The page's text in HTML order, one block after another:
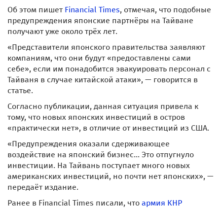
Об этом пишет Financial Times, отмечая, что подобные
предупреждения японские партнёры на Тайване
получают уже около трёх лет.
«Представители японского правительства заявляют
компаниям, что они будут «предоставлены сами
себе», если им понадобится эвакуировать персонал с
Тайваня в случае китайской атаки», — говорится в
статье.
Согласно публикации, данная ситуация привела к
тому, что новых японских инвестиций в остров
«практически нет», в отличие от инвестиций из США.
«Предупреждения оказали сдерживающее
воздействие на японский бизнес... Это отпугнуло
инвестиции. На Тайвань поступает много новых
американских инвестиций, но почти нет японских», —
передаёт издание.
Ранее в Financial Times писали, что армия КНР